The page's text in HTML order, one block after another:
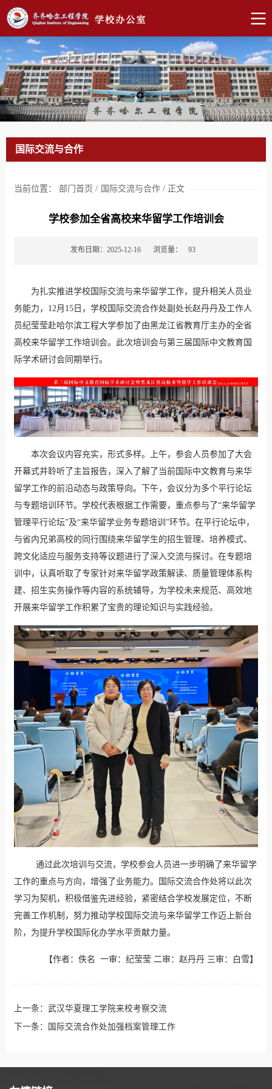
国际交流与合作
当前位置： 部门首页 / 国际交流与合作 / 正文
学校参加全省高校来华留学工作培训会
发布日期：2025-12-16 浏览量： 93
为扎实推进学校国际交流与来华留学工作，提升相关人员业
务能力，12月15日，学校国际交流合作处副处长赵丹丹及工作人
员纪莹莹赴哈尔滨工程大学参加了由黑龙江省教育厅主办的全省
高校来华留学工作培训会。此次培训会与第三届国际中文教育国
际学术研讨会同期举行。
本次会议内容充实，形式多样。上午，参会人员参加了大会
开幕式并聆听了主旨报告，深入了解了当前国际中文教育与来华
留学工作的前沿动态与政策导向。下午，会议分为多个平行论坛
与专题培训环节。学校代表根据工作需要，重点参与了“来华留学
管理平行论坛”及“来华留学业务专题培训”环节。在平行论坛中，
与省内兄弟高校的同行围绕来华留学生的招生管理、培养模式、
跨文化适应与服务支持等议题进行了深入交流与探讨。在专题培
训中，认真听取了专家针对来华留学政策解读、质量管理体系构
建、招生实务操作等内容的系统辅导，为学校未来规范、高效地
开展来华留学工作积累了宝贵的理论知识与实践经验。
通过此次培训与交流，学校参会人员进一步明确了来华留学
工作的重点与方向，增强了业务能力。国际交流合作处将以此次
学习为契机，积极借鉴先进经验，紧密结合学校发展定位，不断
完善工作机制，努力推动学校国际交流与来华留学工作迈上新台
阶，为提升学校国际化办学水平贡献力量。
【作者：佚名 一审：纪莹莹 二审：赵丹丹 三审：白雪】
上一条： 武汉华夏理工学院来校考察交流
下一条：
国际交流合作处加强档案管理工作